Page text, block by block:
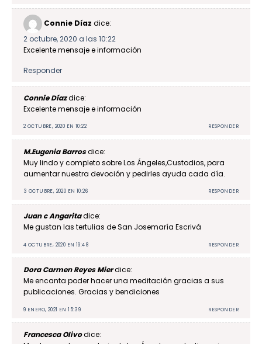
Connie Díaz dice:
2 octubre, 2020 a las 10:22
Excelente mensaje e información
Responder
Connie Díazdice:
Excelente mensaje e información
2 OCTUBRE, 2020 EN 10:22 RESPONDER
M.Eugenia Barrosdice:
Muy lindo y completo sobre Los Ángeles,Custodios, para
aumentar nuestra devoción y pedirles ayuda cada día.
3 OCTUBRE, 2020 EN 10:26 RESPONDER
Juan c Angaritadice:
Me gustan las tertulias de San Josemaría Escrivá
4 OCTUBRE, 2020 EN 19:48 RESPONDER
Dora Carmen Reyes Mierdice:
Me encanta poder hacer una meditación gracias a sus
publicaciones. Gracias y bendiciones
9 ENERO, 2021 EN 15:39 RESPONDER
Francesca Olivodice: